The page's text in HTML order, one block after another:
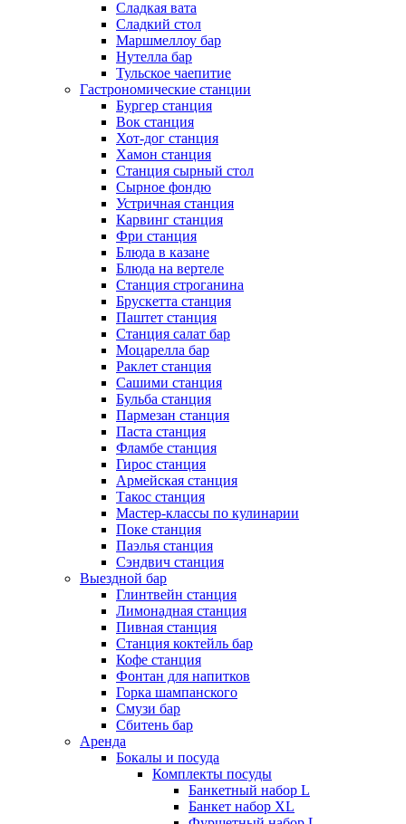
Сладкая вата
Сладкий стол
Маршмеллоу бар
Нутелла бар
Тульское чаепитие
Гастрономические станции
Бургер станция
Вок станция
Хот-дог станция
Хамон станция
Станция сырный стол
Сырное фондю
Устричная станция
Карвинг станция
Фри станция
Блюда в казане
Блюда на вертеле
Станция строганина
Брускетта станция
Паштет станция
Станция салат бар
Моцарелла бар
Раклет станция
Сашими станция
Бульба станция
Пармезан станция
Паста станция
Фламбе станция
Гирос станция
Армейская станция
Такос станция
Мастер-классы по кулинарии
Поке станция
Паэлья станция
Сэндвич станция
Выездной бар
Глинтвейн станция
Лимонадная станция
Пивная станция
Станция коктейль бар
Кофе станция
Фонтан для напитков
Горка шампанского
Смузи бар
Сбитень бар
Аренда
Бокалы и посуда
Комплекты посуды
Банкетный набор L
Банкет набор XL